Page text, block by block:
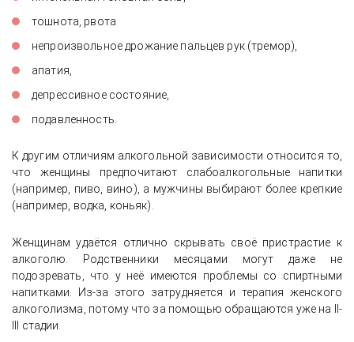
тошнота, рвота
непроизвольное дрожание пальцев рук (тремор),
апатия,
депрессивное состояние,
подавленность.
К другим отличиям алкогольной зависимости относится то,
что женщины предпочитают слабоалкогольные напитки
(например, пиво, вино), а мужчины выбирают более крепкие
(например, водка, коньяк).
Женщинам удаётся отлично скрывать своё пристрастие к
алкоголю. Родственники месяцами могут даже не
подозревать, что у неё имеются проблемы со спиртными
напитками. Из-за этого затрудняется и терапия женского
алкоголизма, потому что за помощью обращаются уже на II-
III стадии.